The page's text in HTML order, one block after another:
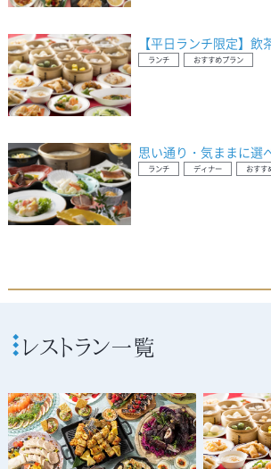
【平日ランチ限定】
ランチ おすすめプラン
思い通り・気ままに選
ランチ ディナー おすす
レストラン一覧